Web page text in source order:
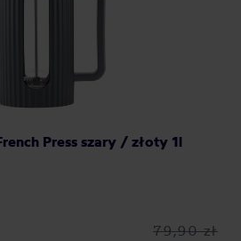
Press szary / złoty 1l
79,90 zł